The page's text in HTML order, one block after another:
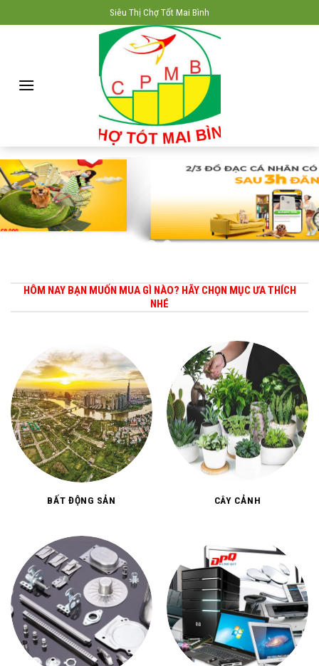
to
Siêu Thị Chợ Tốt Mai Bình
HÔM NAY BẠN MUỐN MUA GÌ NÀO? HÃY CHỌN MỤC ƯA THÍCH
NHÉ
BẤT ĐỘNG SẢN CÂY CẢNH